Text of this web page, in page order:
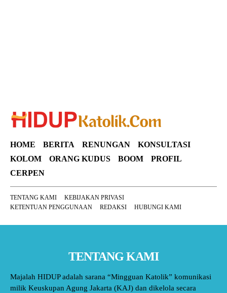
HOME BERITA RENUNGAN
KONSULTASI
KOLOM
ORANG KUDUS BOOM
PROFIL
CERPEN
TENTANG KAMI
KEBIJAKAN PRIVASI
KETENTUAN PENGGUNAAN
REDAKSI HUBUNGI KAMI
TENTANG KAMI
Majalah HIDUP adalah sarana “Mingguan Katolik” komunikasi
milik Keuskupan Agung Jakarta (KAJ) dan dikelola secara